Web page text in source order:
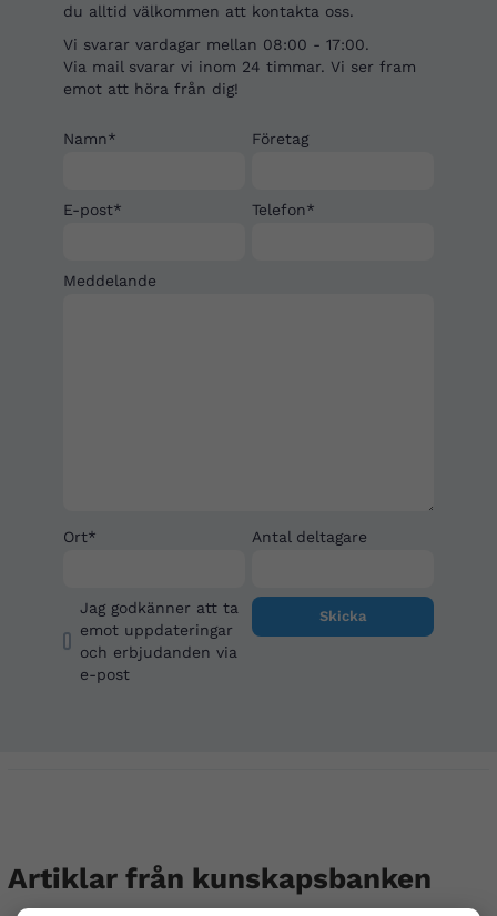
du alltid välkommen att kontakta oss.
Vi svarar vardagar mellan 08:00 - 17:00.
Via mail svarar vi inom 24 timmar. Vi ser fram
emot att höra från dig!
Namn* Företag
E-post* Telefon*
Meddelande
Ort* Antal deltagare
Jag godkänner att ta
emot uppdateringar
och erbjudanden via
e-post
Artiklar från kunskapsbanken